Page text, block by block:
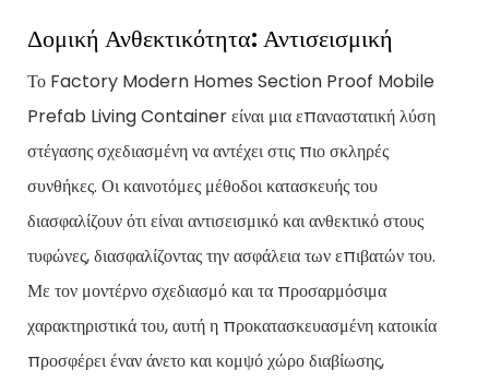
Δομική Ανθεκτικότητα: Αντισεισμική
Το Factory Modern Homes Section Proof Mobile
Prefab Living Container είναι μια επαναστατική λύση
στέγασης σχεδιασμένη να αντέχει στις πιο σκληρές
συνθήκες. Οι καινοτόμες μέθοδοι κατασκευής του
διασφαλίζουν ότι είναι αντισεισμικό και ανθεκτικό στους
τυφώνες, διασφαλίζοντας την ασφάλεια των επιβατών του.
Με τον μοντέρνο σχεδιασμό και τα προσαρμόσιμα
χαρακτηριστικά του, αυτή η προκατασκευασμένη κατοικία
προσφέρει έναν άνετο και κομψό χώρο διαβίωσης,